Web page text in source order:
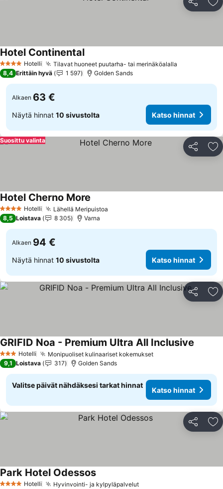
Jaa
4 Tähtiluokitus
Hotelli Tilavat huoneet puutarha- tai merinäköalalla
Hotel ContinentalKatso hinnat
8,4 Erittäin hyvä 1 597 Golden Sands
Alkaen 63 €
Näytä hinnat 10 sivustolta Katso hinnat
Jaa
Suosittu valinta
4 Tähtiluokitus
Hotelli Lähellä Meripuistoa
Hotel Cherno More
8,5 Loistava 8 305 Varna
Alkaen 94 €
Näytä hinnat 10 sivustolta Katso hinnat
Jaa
3 Tähtiluokitus
Hotelli Monipuoliset kulinaariset kokemuksetKatso hinnat
GRIFID Noa - Premium Ultra All Inclusive
9,1 Loistava 317 Golden Sands
Valitse päivät nähdäksesi tarkat hinnat
Katso hinnat
Jaa
4 Tähtiluokitus
Hotelli Hyvinvointi- ja kylpyläpalvelutKatso hinnat
Park Hotel OdessosKatso hinnat